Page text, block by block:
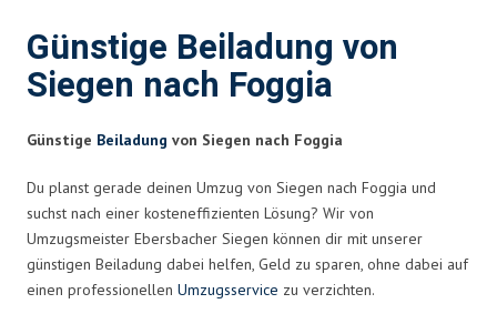
Günstige Beiladung von
Siegen nach Foggia
Günstige Beiladung von Siegen nach Foggia
Du planst gerade deinen Umzug von Siegen nach Foggia und
suchst nach einer kosteneffizienten Lösung? Wir von
Umzugsmeister Ebersbacher Siegen können dir mit unserer
günstigen Beiladung dabei helfen, Geld zu sparen, ohne dabei auf
einen professionellen Umzugsservice zu verzichten.